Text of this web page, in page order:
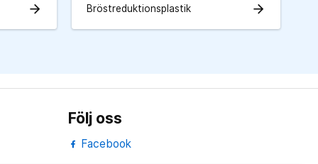
arrow_forward Bröstreduktionsplastik arrow_forward
Följ oss
Facebook